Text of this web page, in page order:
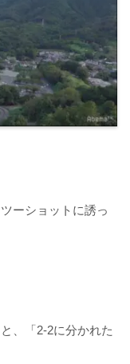
ーショットに誘っ
、「2-2に分かれた